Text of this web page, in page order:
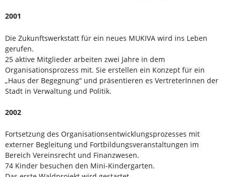
2001
Die Zukunftswerkstatt für ein neues MUKIVA wird ins Leben
gerufen.
25 aktive Mitglieder arbeiten zwei Jahre in dem
Organisationsprozess mit. Sie erstellen ein Konzept für ein
„Haus der Begegnung“ und präsentieren es VertreterInnen der
Stadt in Verwaltung und Politik.
2002
Fortsetzung des Organisationsentwicklungsprozesses mit
externer Begleitung und Fortbildungsveranstaltungen im
Bereich Vereinsrecht und Finanzwesen.
74 Kinder besuchen den Mini-Kindergarten.